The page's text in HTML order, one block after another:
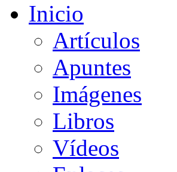
Inicio
Artículos
Apuntes
Imágenes
Libros
Vídeos